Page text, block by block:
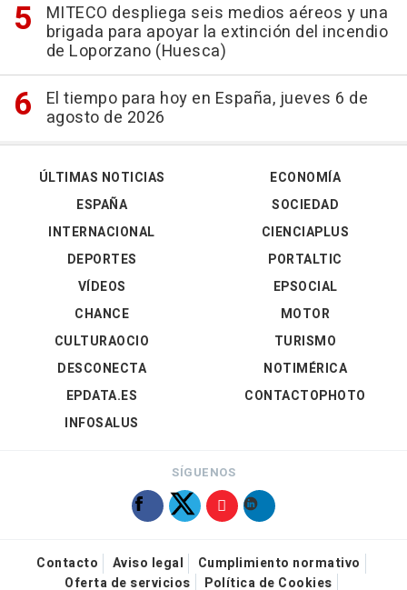
MITECO despliega seis medios aéreos y una
brigada para apoyar la extinción del incendio
de Loporzano (Huesca)
El tiempo para hoy en España, jueves 6 de
agosto de 2026
ÚLTIMAS NOTICIAS
ESPAÑA
INTERNACIONAL
DEPORTES
VÍDEOS
ECONOMÍA
SOCIEDAD
CIENCIAPLUS
PORTALTIC
EPSOCIAL
CHANCE
CULTURAOCIO
DESCONECTA
EPDATA.ES
INFOSALUS
MOTOR
TURISMO
NOTIMÉRICA
CONTACTOPHOTO
SÍGUENOS
Contacto Aviso legal
Cumplimiento normativo
Oferta de servicios
Política de Cookies